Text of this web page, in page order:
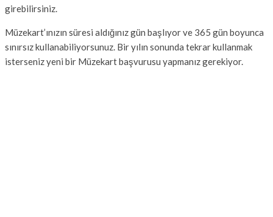
girebilirsiniz.
Müzekart’ınızın süresi aldığınız gün başlıyor ve 365 gün boyunca
sınırsız kullanabiliyorsunuz. Bir yılın sonunda tekrar kullanmak
isterseniz yeni bir Müzekart başvurusu yapmanız gerekiyor.